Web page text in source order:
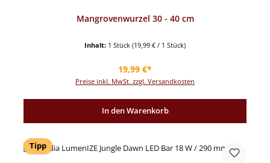
Mangrovenwurzel 30 - 40 cm
Inhalt: 1 Stück (19,99 € / 1 Stück)
Regulärer Preis:
19,99 €*
Preise inkl. MwSt. zzgl. Versandkosten
In den Warenkorb
Tipp